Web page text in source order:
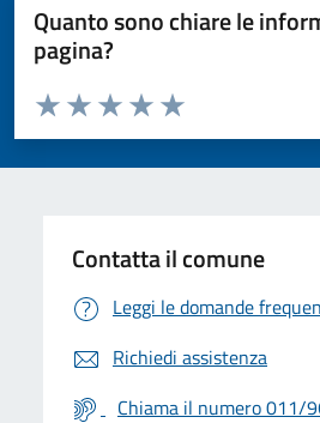
Quanto sono chiare le
pagina?
Valuta da 1 a 5 stelle la pagina
Valuta 5 stelle su 5
Valuta 4 stelle su 5
Valuta 3 stelle su 5
Valuta 2 stelle su 5
Valuta 1 stelle su 5
Contatta il comune
Leggi le domande
Richiedi assistenza
Chiama il numero 011/